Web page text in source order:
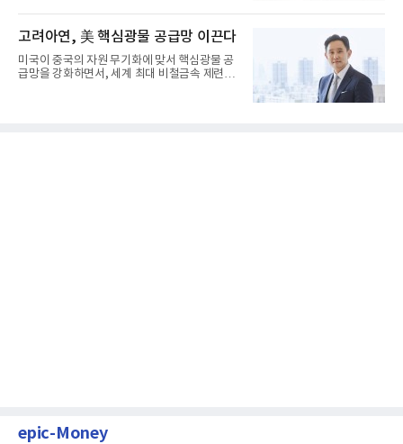
고려아연, 美 핵심광물 공급망 이끈다
미국이 중국의 자원 무기화에 맞서 핵심광물 공
급망을 강화하면서, 세계 최대 비철금속 제련기
epic-Money